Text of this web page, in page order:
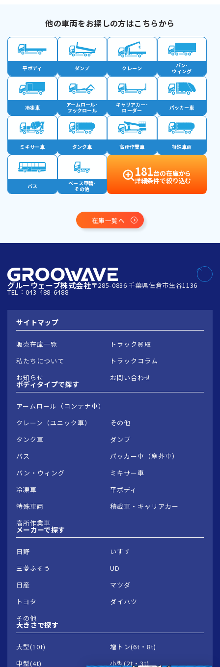
他の車両をお探しの方はこちらから
平ボディ ダンプ クレーン
バン･
ウィング
冷凍車
アームロール･
フックロール
キャリアカー･
ローダー
パッカー車
ミキサー車 タンク車 高所作業車 特殊車両
バス
ベース車輛･
その他
181台の在庫から
詳細条件で絞り込む
在庫一覧へ
グルーウェーブ株式会社〒285-0836 千葉県佐倉市生谷1136
TEL：043-488-6488
サイトマップ
販売在庫一覧
トラック買取
私たちについて
トラックコラム
お知らせ
お問い合わせ
ボディタイプで探す
アームロール（コンテナ車）
クレーン（ユニック車）
その他
タンク車
ダンプ
バス
パッカー車（塵芥車）
バン・ウィング
ミキサー車
冷凍車
平ボディ
特殊車両
積載車・キャリアカー
高所作業車
メーカーで探す
日野
いすゞ
三菱ふそう
UD
日産
マツダ
トヨタ
ダイハツ
その他
大きさで探す
大型(10t)
増トン(6t・8t)
中型(4t)
小型(2t・3t)